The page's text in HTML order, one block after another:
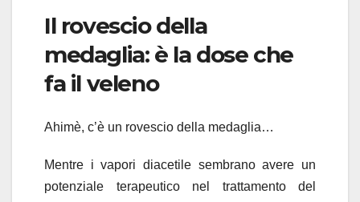
Il rovescio della
medaglia: è la dose che
fa il veleno
Ahimè, c’è un rovescio della medaglia…
Mentre i vapori diacetile sembrano avere un
potenziale terapeutico nel trattamento del